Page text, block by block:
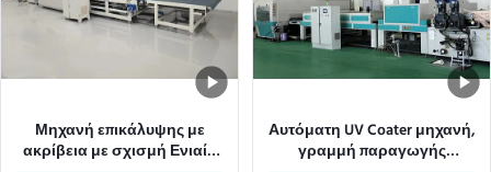
Μηχανή επικάλυψης με
ακρίβεια με σχισμή Ενιαίο
Αυτόματη UV Coater μηχανή,
γραμμή παραγωγής